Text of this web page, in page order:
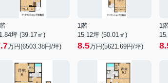
坪 (39.17㎡)
万円(6503.38円/坪)
1階
15.12坪 (50.01㎡)
8.5万円(5621.69円/坪)
1